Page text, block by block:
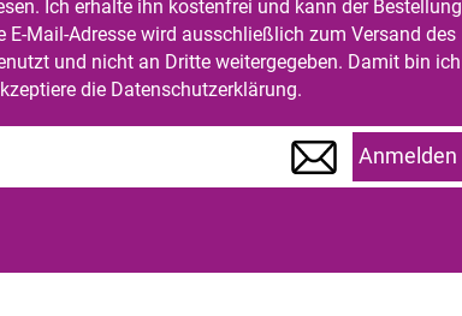
Ich erhalte ihn kostenfrei und kann der Bestellung
Mail-Adresse wird ausschließlich zum Versand des
und nicht an Dritte weitergegeben. Damit bin ich
die Datenschutzerklärung.
Anmelden